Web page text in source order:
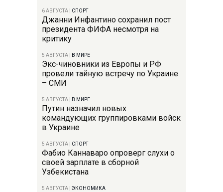
6 АВГУСТА СПОРТ
Джанни Инфантино сохранил пост
президента ФИФА несмотря на
критику
5 АВГУСТА В МИРЕ
Экс-чиновники из Европы и РФ
провели тайную встречу по Украине
– СМИ
5 АВГУСТА В МИРЕ
Путин назначил новых
командующих группировками войск
в Украине
5 АВГУСТА СПОРТ
Фабио Каннаваро опроверг слухи о
своей зарплате в сборной
Узбекистана
5 АВГУСТА ЭКОНОМИКА